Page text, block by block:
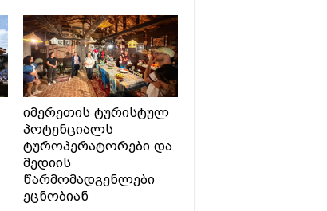
იმერეთის ტურისტულ
პოტენციალს
ტუროპერატორები და
მედიის
წარმომადგენლები
ეცნობიან